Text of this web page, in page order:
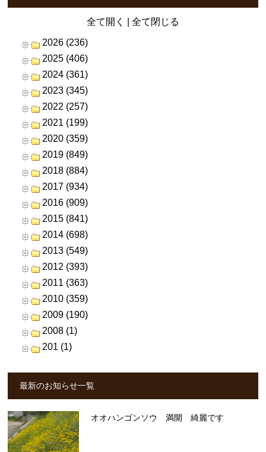
全て開く 全て閉じる
2026 (236)
2025 (406)
2024 (361)
2023 (345)
2022 (257)
2021 (199)
2020 (359)
2019 (849)
2018 (884)
2017 (934)
2016 (909)
2015 (841)
2014 (698)
2013 (549)
2012 (393)
2011 (363)
2010 (359)
2009 (190)
2008 (1)
201 (1)
最新のお知らせ一覧
オオハンゴンソウ 満開 綺麗です